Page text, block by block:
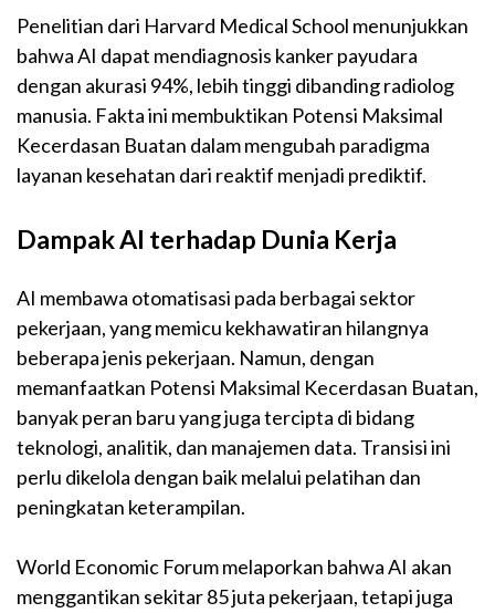
Penelitian dari Harvard Medical School menunjukkan
bahwa AI dapat mendiagnosis kanker payudara
dengan akurasi 94%, lebih tinggi dibanding radiolog
manusia. Fakta ini membuktikan Potensi Maksimal
Kecerdasan Buatan dalam mengubah paradigma
layanan kesehatan dari reaktif menjadi prediktif.
Dampak AI terhadap Dunia Kerja
AI membawa otomatisasi pada berbagai sektor
pekerjaan, yang memicu kekhawatiran hilangnya
beberapa jenis pekerjaan. Namun, dengan
memanfaatkan Potensi Maksimal Kecerdasan Buatan,
banyak peran baru yang juga tercipta di bidang
teknologi, analitik, dan manajemen data. Transisi ini
perlu dikelola dengan baik melalui pelatihan dan
peningkatan keterampilan.
World Economic Forum melaporkan bahwa AI akan
menggantikan sekitar 85 juta pekerjaan, tetapi juga